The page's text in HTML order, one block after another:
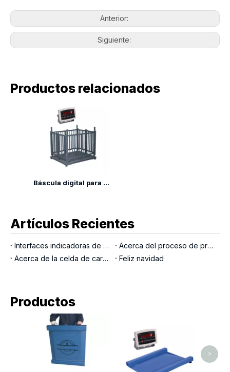
Anterior:
Siguiente:
Productos relacionados
Báscula digital para animales LP7628A
Artículos Recientes
Interfaces indicadoras de pesaje
Acerca del proceso de producción LOCOSC para básculas, células de carga e indicadores
Acerca de la celda de carga del pasador de carga
Feliz navidad
Productos
>